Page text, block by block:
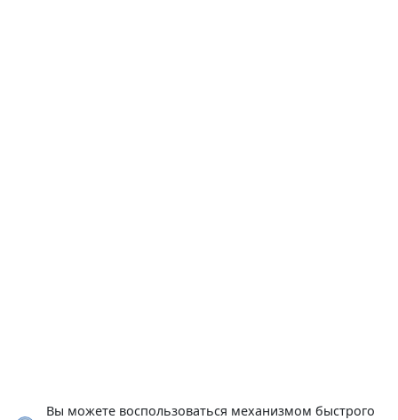
Вы можете воспользоваться механизмом быстрого